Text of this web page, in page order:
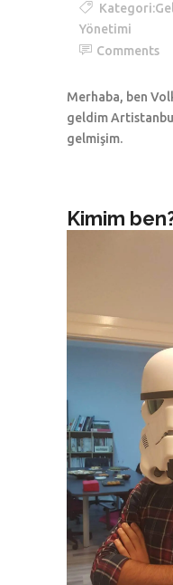
Kategori:
Yönetimi
Comments
Merhaba, ben
geldim
gelmişim.
Kimim b